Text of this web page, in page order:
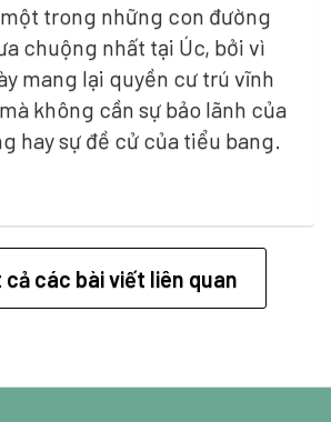
một trong những con đường
chuộng nhất tại Úc, bởi vì
mang lại quyền cư trú vĩnh
không cần sự bảo lãnh của
hay sự đề cử của tiểu bang.
cả các bài viết liên quan